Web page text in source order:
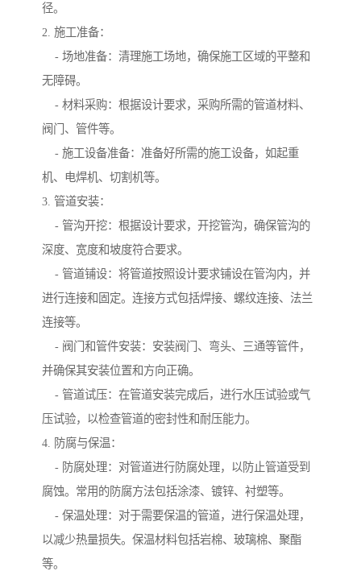
径。
2. 施工准备：
- 场地准备：清理施工场地，确保施工区域的平整和
无障碍。
- 材料采购：根据设计要求，采购所需的管道材料、
阀门、管件等。
- 施工设备准备：准备好所需的施工设备，如起重
机、电焊机、切割机等。
3. 管道安装：
- 管沟开挖：根据设计要求，开挖管沟，确保管沟的
深度、宽度和坡度符合要求。
- 管道铺设：将管道按照设计要求铺设在管沟内，并
进行连接和固定。连接方式包括焊接、螺纹连接、法兰
连接等。
- 阀门和管件安装：安装阀门、弯头、三通等管件，
并确保其安装位置和方向正确。
- 管道试压：在管道安装完成后，进行水压试验或气
压试验，以检查管道的密封性和耐压能力。
4. 防腐与保温：
- 防腐处理：对管道进行防腐处理，以防止管道受到
腐蚀。常用的防腐方法包括涂漆、镀锌、衬塑等。
- 保温处理：对于需要保温的管道，进行保温处理，
以减少热量损失。保温材料包括岩棉、玻璃棉、聚酯
等。